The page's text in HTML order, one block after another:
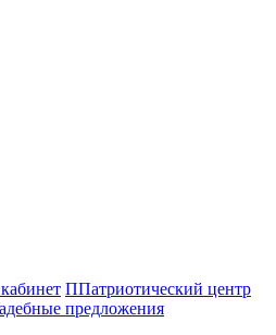
ППатриотический центр
предложения